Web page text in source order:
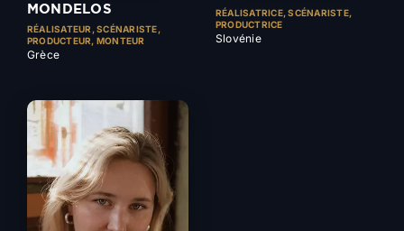
MONDELOS
RÉALISATEUR, SCÉNARISTE,
PRODUCTEUR, MONTEUR
Grèce
RÉALISATRICE, SCÉNARISTE,
PRODUCTRICE
Slovénie